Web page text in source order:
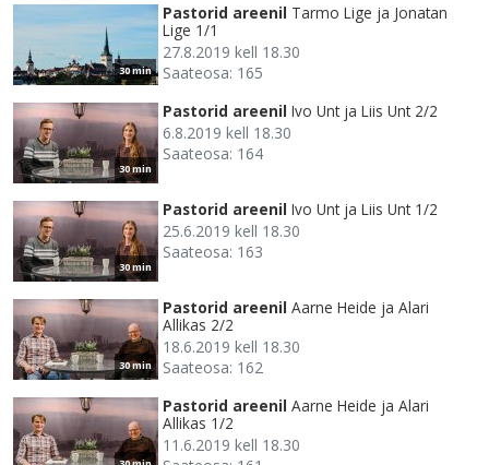
30 min
Pastorid areenil Tarmo Lige ja Jonatan
Lige 1/1
27.8.2019 kell 18.30
Saateosa: 165
30 min
Pastorid areenil Ivo Unt ja Liis Unt 2/2
6.8.2019 kell 18.30
Saateosa: 164
30 min
Pastorid areenil Ivo Unt ja Liis Unt 1/2
25.6.2019 kell 18.30
Saateosa: 163
30 min
Pastorid areenil Aarne Heide ja Alari
Allikas 2/2
18.6.2019 kell 18.30
Saateosa: 162
Pastorid areenil Aarne Heide ja Alari
Allikas 1/2
11.6.2019 kell 18.30